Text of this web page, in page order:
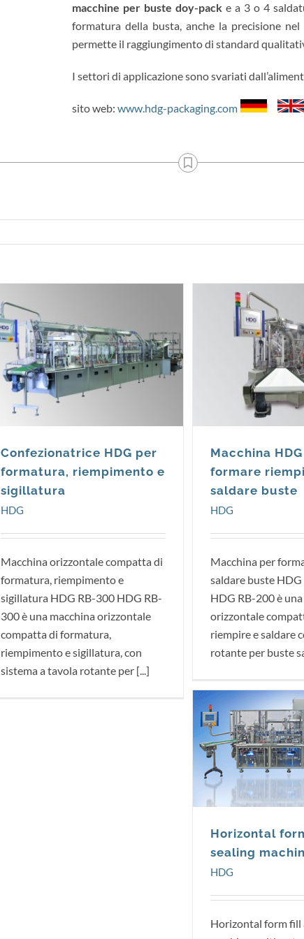
macchine per buste doy-packe a 3 o 4
formatura della busta, anche la precisione
permette il raggiungimento di standard
I settori di applicazione sono svariati
sito web: www.hdg-packaging.com
Confezionatrice HDG per
formatura, riempimento e
sigillatura
HDG
Macchina orizzontale compatta di
formatura, riempimento e
sigillatura HDG RB-300 HDG RB-
300 è una macchina orizzontale
compatta di formatura,
riempimento e sigillatura, con
sistema a tavola rotante per [...]
HDG
Macchina
formare
saldare buste
HDG
Macchina per
saldare buste HDG
HDG RB-200 è
orizzontale
riempire e saldare
rotante per buste
HDG
Horizontal
sealing
HDG
Horizontal form fill